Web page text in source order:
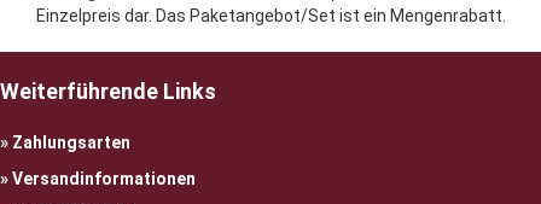
Einzelpreis dar. Das Paketangebot/Set ist ein Mengenrabatt.
Weiterführende Links
Zahlungsarten
Versandinformationen